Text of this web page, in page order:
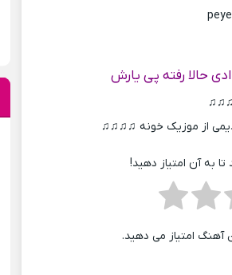
حالا رفته پی یارش
از موزیک خونه ♫♫♫♫
به آن امتیاز دهید!
آهنگ امتیاز می دهید.